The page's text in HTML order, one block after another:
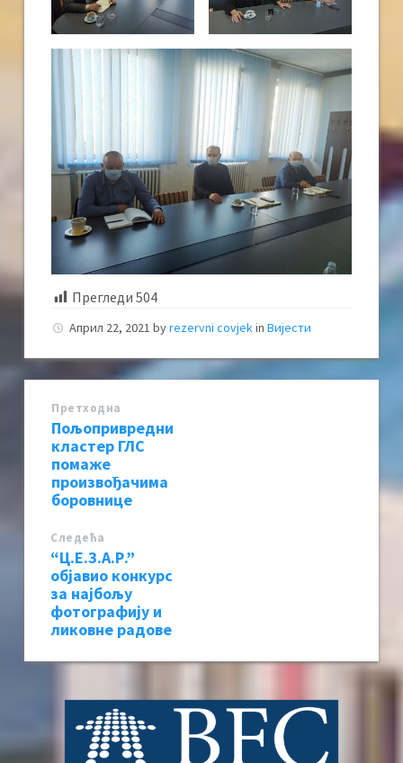
Прегледи 504
Април 22, 2021 byrezervni covjekin Вијести
Претходна
Пољопривредни
кластер ГЛС
помаже
произвођачима
боровнице
Следећa
“Ц.Е.З.А.Р.”
објавио конкурс
за најбољу
фотографију и
ликовне радове